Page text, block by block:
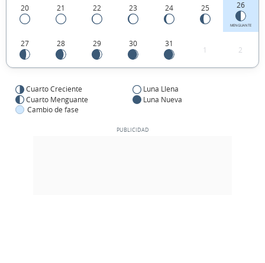
20 21 22 23 24 25 26
MENGUANTE
27 28 29 30 31
1 2
Cuarto Creciente
Luna Llena
Cuarto Menguante
Luna Nueva
Cambio de fase